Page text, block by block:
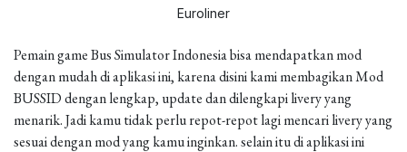
Euroliner
Pemain game Bus Simulator Indonesia bisa mendapatkan mod
dengan mudah di aplikasi ini, karena disini kami membagikan Mod
BUSSID dengan lengkap, update dan dilengkapi livery yang
menarik. Jadi kamu tidak perlu repot-repot lagi mencari livery yang
sesuai dengan mod yang kamu inginkan. selain itu di aplikasi ini